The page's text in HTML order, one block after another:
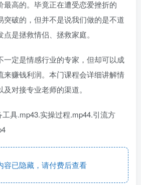
最高的。毕竟正在遭受恋爱挫折的
突破的，但并不是说我们做的是不道
是拯救情侣、拯救家庭。
一定是情感行业的专家，但却可以成
来赚钱利润。本门课程会详细讲解情
对接专业老师的渠道。
具.mp43.实操过程.mp44.引流方
已隐藏，请付费后查看